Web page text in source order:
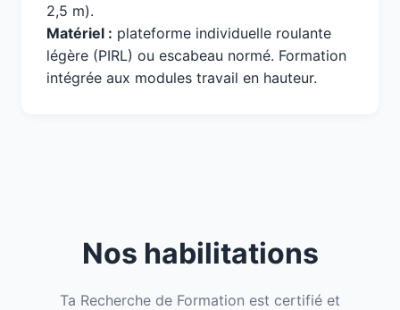
2,5 m).
Matériel : plateforme individuelle roulante
légère (PIRL) ou escabeau normé. Formation
intégrée aux modules travail en hauteur.
Nos habilitations
Ta Recherche de Formation est certifié et